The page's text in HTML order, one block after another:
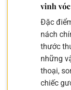
vinh
Đặc
nách
thước
những
thoại,
chiếc